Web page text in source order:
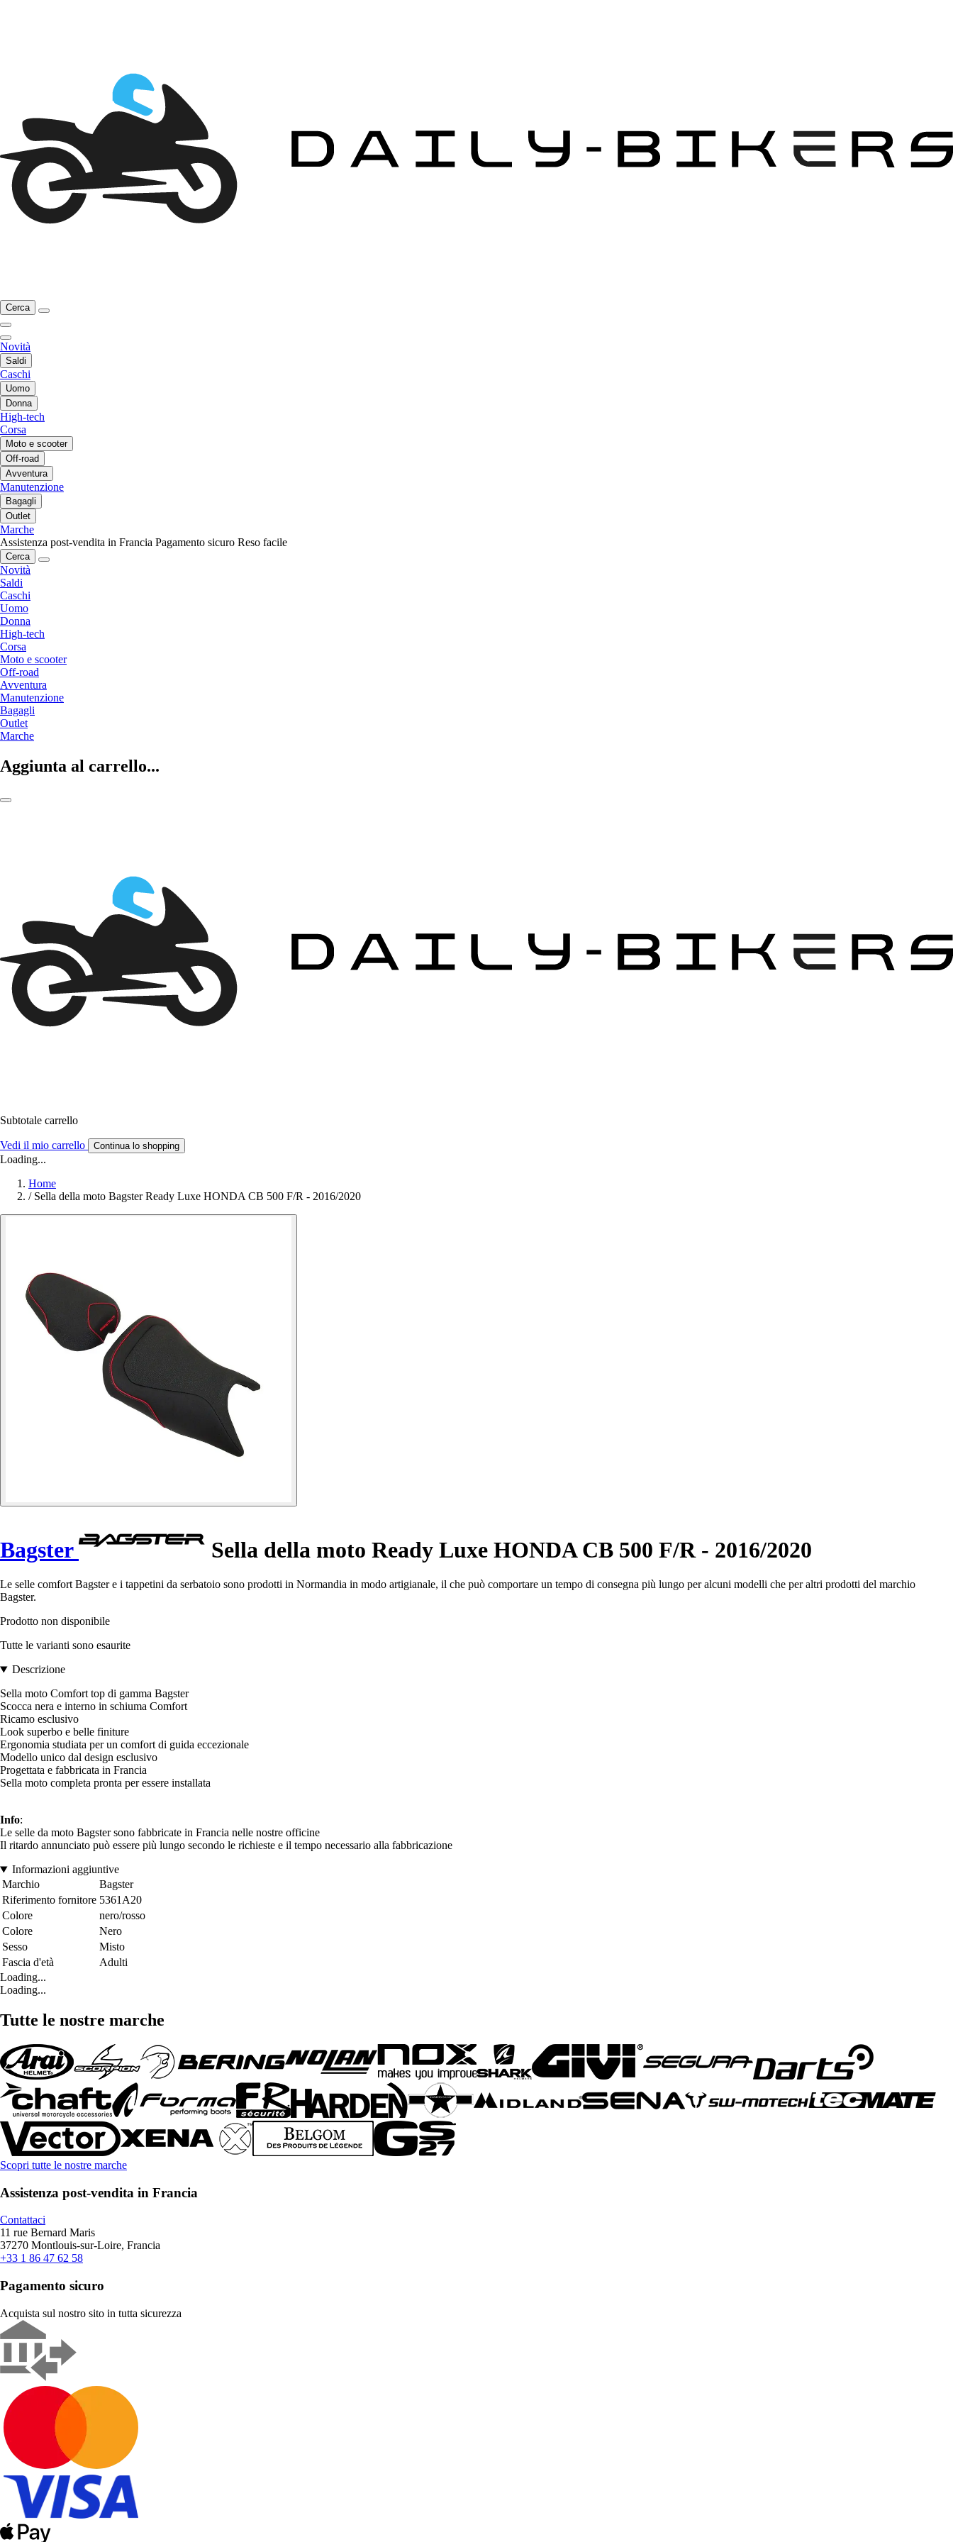
Cerca
Novità
Saldi
Caschi
Uomo
Donna
High-tech
Corsa
Moto e scooter
Off-road
Avventura
Manutenzione
Bagagli
Outlet
Marche
Assistenza post-vendita in Francia Pagamento sicuro Reso facile
Cerca
Novità
Saldi
Caschi
Uomo
Donna
High-tech
Corsa
Moto e scooter
Off-road
Avventura
Manutenzione
Bagagli
Outlet
Marche
Aggiunta al carrello...
Subtotale carrello
Vedi il mio carrello Continua lo shopping
Loading...
Home
/ Sella della moto Bagster Ready Luxe HONDA CB 500 F/R - 2016/2020
Bagster Sella della moto Ready Luxe HONDA CB 500 F/R - 2016/2020
Le selle comfort Bagster e i tappetini da serbatoio sono prodotti in Normandia in modo artigianale, il che può comportare un tempo di consegna più lungo per alcuni modelli che per altri prodotti del marchio
Bagster.
Prodotto non disponibile
Tutte le varianti sono esaurite
Descrizione
Sella moto Comfort top di gamma Bagster
Scocca nera e interno in schiuma Comfort
Ricamo esclusivo
Look superbo e belle finiture
Ergonomia studiata per un comfort di guida eccezionale
Modello unico dal design esclusivo
Progettata e fabbricata in Francia
Sella moto completa pronta per essere installata
Info:
Le selle da moto Bagster sono fabbricate in Francia nelle nostre officine
Il ritardo annunciato può essere più lungo secondo le richieste e il tempo necessario alla fabbricazione
Informazioni aggiuntive
Marchio
Bagster
Riferimento fornitore 5361A20
Colore
nero/rosso
Colore
Nero
Sesso
Misto
Fascia d'età
Adulti
Loading...
Loading...
Tutte le nostre marche
Scopri tutte le nostre marche
Assistenza post-vendita in Francia
Contattaci
11 rue Bernard Maris
37270 Montlouis-sur-Loire, Francia
+33 1 86 47 62 58
Pagamento sicuro
Acquista sul nostro sito in tutta sicurezza